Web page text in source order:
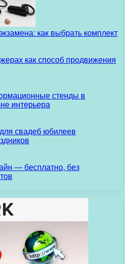
как выбрать комплект
как способ продвижения
стенды в
интерьера
свадеб юбилеев
— бесплатно, без